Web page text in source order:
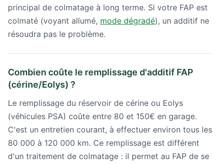
principal de colmatage à long terme. Si votre FAP est
colmaté (voyant allumé, mode dégradé), un additif ne
résoudra pas le problème.
Combien coûte le remplissage d'additif FAP
(cérine/Eolys) ?
Le remplissage du réservoir de cérine ou Eolys
(véhicules PSA) coûte entre 80 et 150€ en garage.
C'est un entretien courant, à effectuer environ tous les
80 000 à 120 000 km. Ce remplissage est différent
d'un traitement de colmatage : il permet au FAP de se